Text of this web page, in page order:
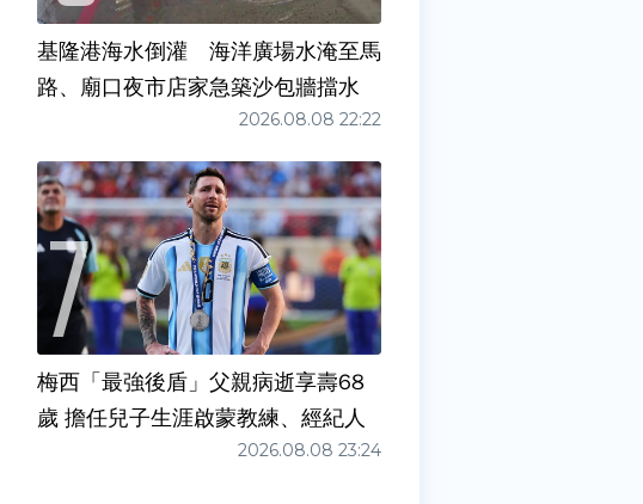
基隆港海水倒灌 海洋廣場水淹至馬
路、廟口夜市店家急築沙包牆擋水
2026.08.08 22:22
梅西「最強後盾」父親病逝享壽68
歲 擔任兒子生涯啟蒙教練、經紀人
2026.08.08 23:24